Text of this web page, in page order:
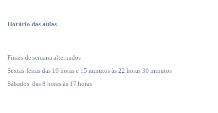
Horário das aulas
Finais de semana alternados
Sextas-feiras das 19 horas e 15 minutos às 22 horas 30 minutos
Sábados das 8 horas às 17 horas